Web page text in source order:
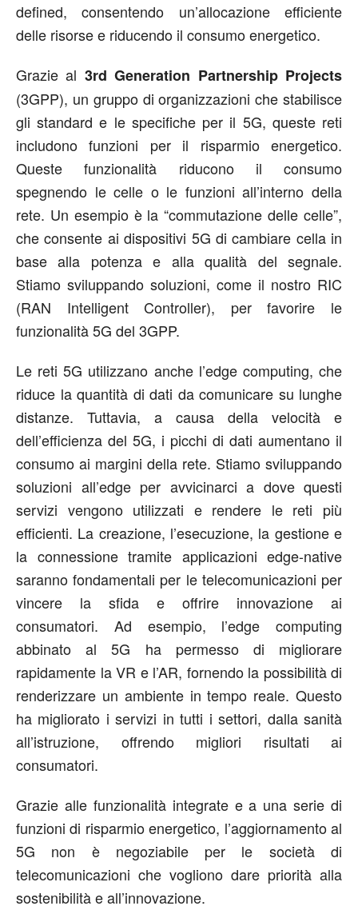
defined, consentendo un’allocazione efficiente
delle risorse e riducendo il consumo energetico.
Grazie al 3rd Generation Partnership Projects
(3GPP), un gruppo di organizzazioni che stabilisce
gli standard e le specifiche per il 5G, queste reti
includono funzioni per il risparmio energetico.
Queste funzionalità riducono il consumo
spegnendo le celle o le funzioni all’interno della
rete. Un esempio è la “commutazione delle celle”,
che consente ai dispositivi 5G di cambiare cella in
base alla potenza e alla qualità del segnale.
Stiamo sviluppando soluzioni, come il nostro RIC
(RAN Intelligent Controller), per favorire le
funzionalità 5G del 3GPP.
Le reti 5G utilizzano anche l’edge computing, che
riduce la quantità di dati da comunicare su lunghe
distanze. Tuttavia, a causa della velocità e
dell’efficienza del 5G, i picchi di dati aumentano il
consumo ai margini della rete. Stiamo sviluppando
soluzioni all’edge per avvicinarci a dove questi
servizi vengono utilizzati e rendere le reti più
efficienti. La creazione, l’esecuzione, la gestione e
la connessione tramite applicazioni edge-native
saranno fondamentali per le telecomunicazioni per
vincere la sfida e offrire innovazione ai
consumatori. Ad esempio, l’edge computing
abbinato al 5G ha permesso di migliorare
rapidamente la VR e l’AR, fornendo la possibilità di
renderizzare un ambiente in tempo reale. Questo
ha migliorato i servizi in tutti i settori, dalla sanità
all’istruzione, offrendo migliori risultati ai
consumatori.
Grazie alle funzionalità integrate e a una serie di
funzioni di risparmio energetico, l’aggiornamento al
5G non è negoziabile per le società di
telecomunicazioni che vogliono dare priorità alla
sostenibilità e all’innovazione.